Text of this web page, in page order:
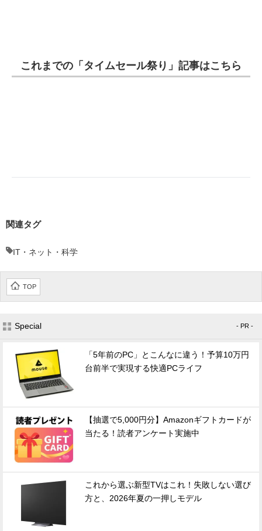
これまでの「タイムセール祭り」記事はこちら
関連タグ
IT・ネット・科学
TOP
Special - PR -
「5年前のPC」とこんなに違う！予算10万円
台前半で実現する快適PCライフ
【抽選で5,000円分】Amazonギフトカードが
当たる！読者アンケート実施中
これから選ぶ新型TVはこれ！失敗しない選び
方と、2026年夏の一押しモデル